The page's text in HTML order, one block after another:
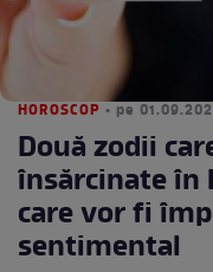
HOROSCOP • pe
Două zodii
însărcinate în
care vor fi
sentimental